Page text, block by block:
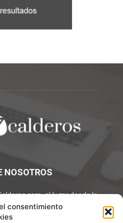
consentimiento
NOSOTROS
el lugar donde la
se encuentran! Sumérgete en
artículos apasionantes.